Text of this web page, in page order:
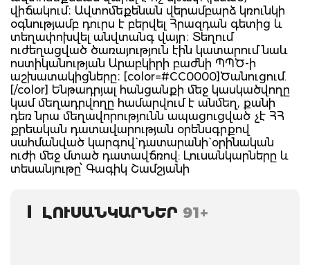
վիճակում։ Ավտոմեքենան վերամբարձ կռունկի
օգնությամբ դուրս է բերվել Հրազդան գետից և
տեղափոխվել անվտանգ վայր։ Տեղում
ուժեղացված ծառայություն էին կատարում նաև
ոստիկանության Արաբկիրի բաժնի ՊՊԾ-ի
աշխատակիցները։ [color=#CC0000]Ծանուցում.
[/color] Ենթադրյալ հանցանքի մեջ կասկածվողը
կամ մեղադրվողը համարվում է անմեղ, քանի
դեռ նրա մեղավորությունն ապացուցված չէ ՀՀ
քրեական դատավարության օրենսգրքով
սահմանված կարգով` դատարանի` օրինական
ուժի մեջ մտած դատավճռով: Լուսանկարները և
տեսանյութը՝ Գագիկ Շամշյանի
ԼՈՒՍԱՆԿԱՐՆԵՐ 91+